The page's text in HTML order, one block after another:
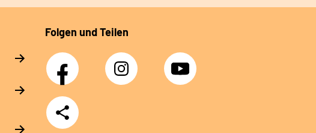
Folgen und Teilen
Facebook Instagram YouTube
Teilen